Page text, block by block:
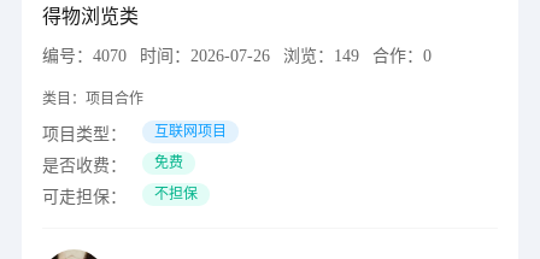
得物浏览类
编号： 4070 时间： 2026-07-26 浏览： 149 合作： 0
类目： 项目合作
项目类型： 互联网项目
是否收费： 免费
可走担保： 不担保